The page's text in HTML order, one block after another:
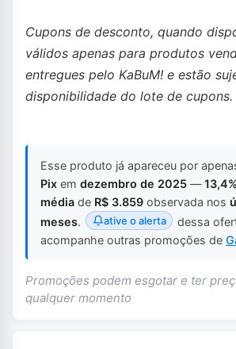
Cupons de desconto, quando
válidos apenas para produtos
entregues pelo KaBuM! e estão
disponibilidade do lote de cupons.
Esse produto já apareceu por
Pix em dezembro de 2025 —
média de R$ 3.859 observada nos
meses. ative o alerta
dessa
acompanhe outras promoções de
Promoções podem esgotar e ter
qualquer momento